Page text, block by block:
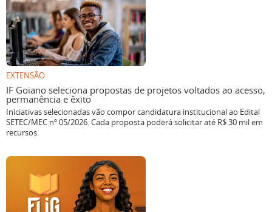
EXTENSÃO
IF Goiano seleciona propostas de projetos voltados ao acesso,
permanência e êxito
Iniciativas selecionadas vão compor candidatura institucional ao Edital
SETEC/MEC nº 05/2026. Cada proposta poderá solicitar até R$ 30 mil em
recursos.